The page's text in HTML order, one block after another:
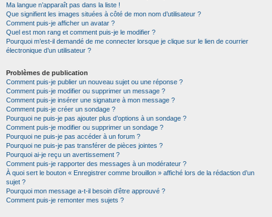
Ma langue n’apparaît pas dans la liste !
Que signifient les images situées à côté de mon nom d’utilisateur ?
Comment puis-je afficher un avatar ?
Quel est mon rang et comment puis-je le modifier ?
Pourquoi m’est-il demandé de me connecter lorsque je clique sur le lien de courrier
électronique d’un utilisateur ?
Problèmes de publication
Comment puis-je publier un nouveau sujet ou une réponse ?
Comment puis-je modifier ou supprimer un message ?
Comment puis-je insérer une signature à mon message ?
Comment puis-je créer un sondage ?
Pourquoi ne puis-je pas ajouter plus d’options à un sondage ?
Comment puis-je modifier ou supprimer un sondage ?
Pourquoi ne puis-je pas accéder à un forum ?
Pourquoi ne puis-je pas transférer de pièces jointes ?
Pourquoi ai-je reçu un avertissement ?
Comment puis-je rapporter des messages à un modérateur ?
À quoi sert le bouton « Enregistrer comme brouillon » affiché lors de la rédaction d’un
sujet ?
Pourquoi mon message a-t-il besoin d’être approuvé ?
Comment puis-je remonter mes sujets ?